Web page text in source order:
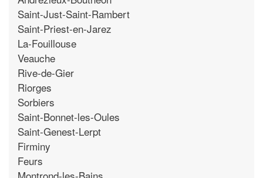
Saint-Just-Saint-Rambert
Saint-Priest-en-Jarez
La-Fouillouse
Veauche
Rive-de-Gier
Riorges
Sorbiers
Saint-Bonnet-les-Oules
Saint-Genest-Lerpt
Firminy
Feurs
Montrond-les-Bains